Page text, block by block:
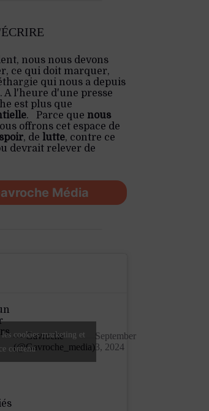
nous nous devons
ce qui doit marquer,
qui nous a depuis
l'heure d'une presse
est plus que
. Parce que nous
offrons cet espace de
, de lutte, contre ce
devrait relever de
Média
— Gavroche
(@Gavroche_media)
September
3, 2024
cookies marketing et
contenu